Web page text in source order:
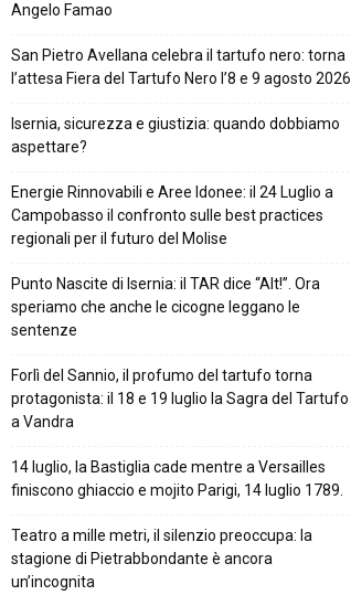
Angelo Famao
San Pietro Avellana celebra il tartufo nero: torna
l’attesa Fiera del Tartufo Nero l’8 e 9 agosto 2026
Isernia, sicurezza e giustizia: quando dobbiamo
aspettare?
Energie Rinnovabili e Aree Idonee: il 24 Luglio a
Campobasso il confronto sulle best practices
regionali per il futuro del Molise
Punto Nascite di Isernia: il TAR dice “Alt!”. Ora
speriamo che anche le cicogne leggano le
sentenze
Forlì del Sannio, il profumo del tartufo torna
protagonista: il 18 e 19 luglio la Sagra del Tartufo
a Vandra
14 luglio, la Bastiglia cade mentre a Versailles
finiscono ghiaccio e mojito Parigi, 14 luglio 1789.
Teatro a mille metri, il silenzio preoccupa: la
stagione di Pietrabbondante è ancora
un’incognita